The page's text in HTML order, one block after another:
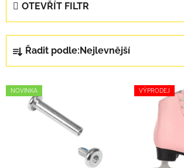
OTEVŘÍT FILTR
Řazení produktů
Řadit podle: Nejlevnější
Výpis produktů
NOVINKA VÝPRODEJ